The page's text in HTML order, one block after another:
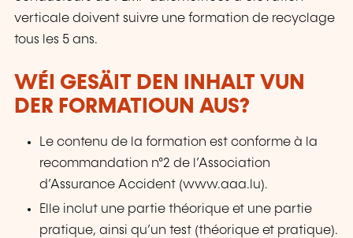
verticale doivent suivre une formation de recyclage
tous les 5 ans.
WÉI GESÄIT DEN INHALT VUN
DER FORMATIOUN AUS?
Le contenu de la formation est conforme à la
recommandation n°2 de l’Association
d’Assurance Accident (www.aaa.lu).
Elle inclut une partie théorique et une partie
pratique, ainsi qu’un test (théorique et pratique).